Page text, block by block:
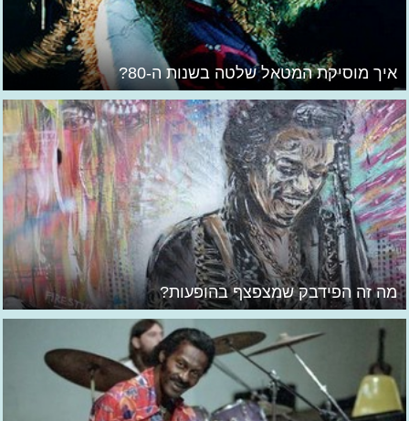
איך מוסיקת המטאל שלטה בשנות ה-80?
מה זה הפידבק שמצפצף בהופעות?